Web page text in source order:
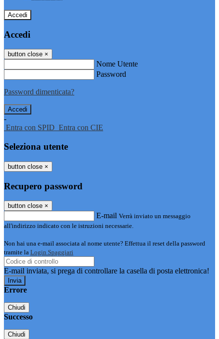
Accedi
Accedi
button close ×
Nome Utente
Password
Password dimenticata?
-
Entra con SPID Entra con CIE
Seleziona utente
button close ×
Recupero password
button close ×
E-mail Verrà inviato un messaggio
all'indirizzo indicato con le istruzioni necessarie.
Non hai una e-mail associata al nome utente? Effettua il reset della password
tramite la Login Spaggiari
E-mail inviata, si prega di controllare la casella di posta elettronica!
Errore
Chiudi
Successo
Chiudi